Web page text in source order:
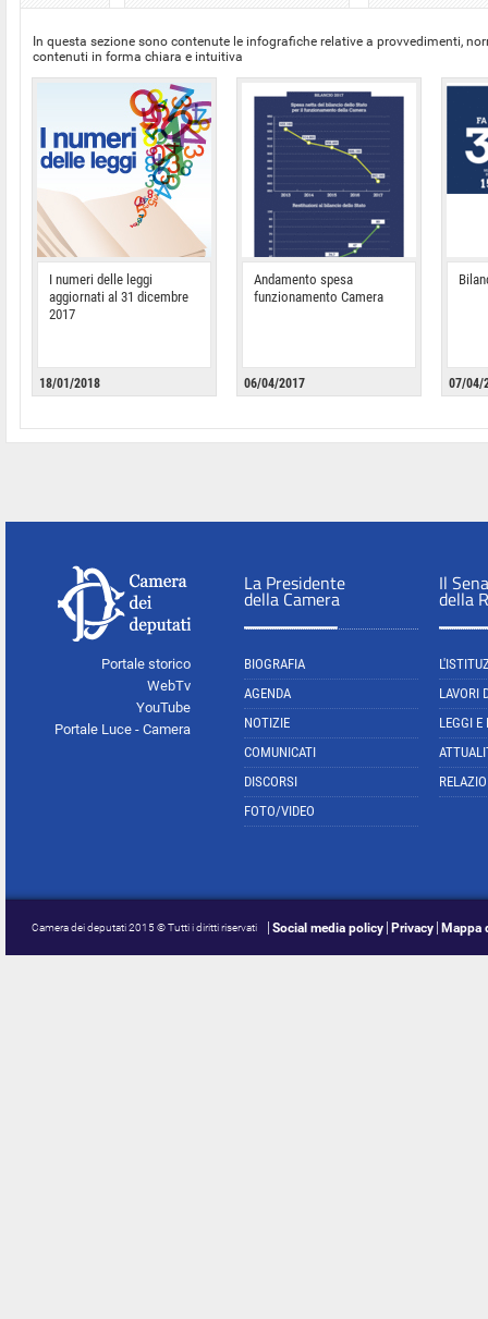
In questa sezione sono contenute le infografiche relative a provvedimenti,
contenuti in forma chiara e intuitiva
I numeri delle leggi
aggiornati al 31 dicembre
2017
18/01/2018
Andamento spesa
funzionamento Camera
06/04/2017 07/04/
Portale storico
WebTv
YouTube
Portale Luce - Camera
La Presidente
della Camera
BIOGRAFIA
AGENDA
NOTIZIE
COMUNICATI
DISCORSI
FOTO/VIDEO
Il
della
LAVORI
LEGGI E
Camera dei deputati 2015 © Tutti i diritti riservati Social media policy Privacy Mappa